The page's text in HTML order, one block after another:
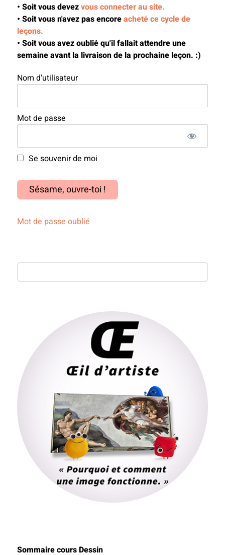
• Soit vous devezvous connecter au site.
• Soit vous n'avez pas encoreacheté ce cycle de
leçons.
• Soit vous avez oublié qu'il fallait attendre une
semaine avant la livraison de la prochaine leçon. :)
Nom d'utilisateur
Mot de passe
Se souvenir de moi
Mot de passe oublié
Sommaire cours Dessin